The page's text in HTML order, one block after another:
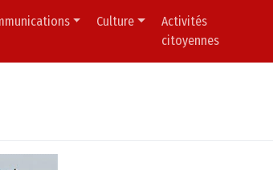
Culture
Activités
citoyennes